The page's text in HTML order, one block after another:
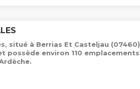
situé à Berrias Et Casteljau (07460)
possède environ 110 emplacements